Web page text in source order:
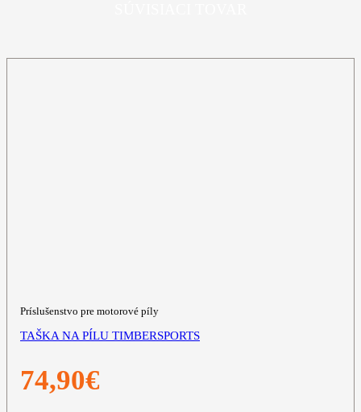
Príslušenstvo pre motorové píly
TAŠKA NA PÍLU TIMBERSPORTS
74,90€